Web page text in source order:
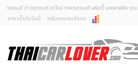
ยกเลิกการแจ้งเตือน
คุณต้องการยกเลิกการแจ้งเตือนข่าวส
ใช่หรือไม่?
รถยนต์ ข่าวรถยนต์ รถใหม่ ราคารถยนต์ พริตตี้ รถคลาสสิค รถ
ราคาน้ำมันวันนี้
คลับของคนรักรถ